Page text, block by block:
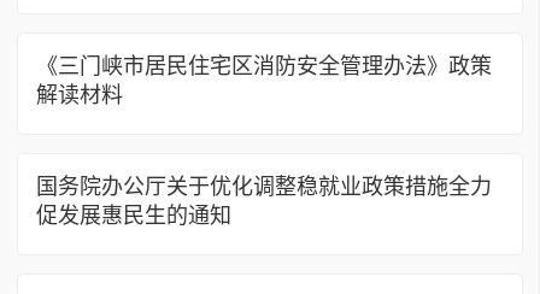
《三门峡市居民住宅区消防安全管理办法》政策
解读材料
国务院办公厅关于优化调整稳就业政策措施全力
促发展惠民生的通知